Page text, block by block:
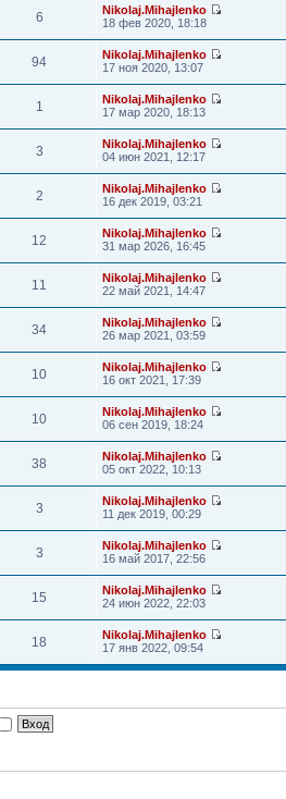
6
Nikolaj.Mihajlenko
18 фев 2020, 18:18
94
Nikolaj.Mihajlenko
17 ноя 2020, 13:07
1
Nikolaj.Mihajlenko
17 мар 2020, 18:13
3
Nikolaj.Mihajlenko
04 июн 2021, 12:17
2
Nikolaj.Mihajlenko
16 дек 2019, 03:21
12
Nikolaj.Mihajlenko
31 мар 2026, 16:45
11
Nikolaj.Mihajlenko
22 май 2021, 14:47
34
Nikolaj.Mihajlenko
26 мар 2021, 03:59
10
Nikolaj.Mihajlenko
16 окт 2021, 17:39
10
Nikolaj.Mihajlenko
06 сен 2019, 18:24
38
Nikolaj.Mihajlenko
05 окт 2022, 10:13
3
Nikolaj.Mihajlenko
11 дек 2019, 00:29
3
Nikolaj.Mihajlenko
16 май 2017, 22:56
15
Nikolaj.Mihajlenko
24 июн 2022, 22:03
18
Nikolaj.Mihajlenko
17 янв 2022, 09:54